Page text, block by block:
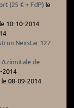
(25 € + FdP) le
le 10-10-2014
Nexstar 127
Azimutale de
2014
le 08-09-2014